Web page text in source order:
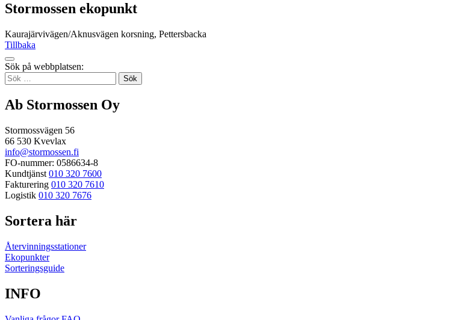
Stormossen ekopunkt
Kaurajärvivägen/Aknusvägen korsning, Pettersbacka
Tillbaka
Tillbaka
up
Sök på webbplatsen:
Sök
efter:
Ab Stormossen Oy
Stormossvägen 56
66 530 Kvevlax
info@stormossen.fi
FO-nummer: 0586634-8
Kundtjänst 010 320 7600
Fakturering 010 320 7610
Logistik 010 320 7676
Sortera här
Återvinningsstationer
Ekopunkter
Sorteringsguide
INFO